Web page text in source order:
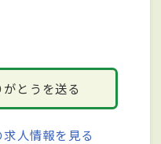
とうを送る
人情報を見る